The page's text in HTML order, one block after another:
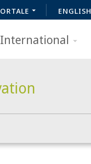
ENGLISH
International